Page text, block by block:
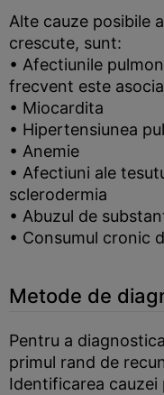
Alte cauze posibile
crescute, sunt:
• Afectiunile
frecvent este
• Miocardita
• Hipertensiunea
• Anemie
• Afectiuni ale
sclerodermia
• Abuzul de
• Consumul cronic
Metode de
Pentru a
primul rand de
Identificarea